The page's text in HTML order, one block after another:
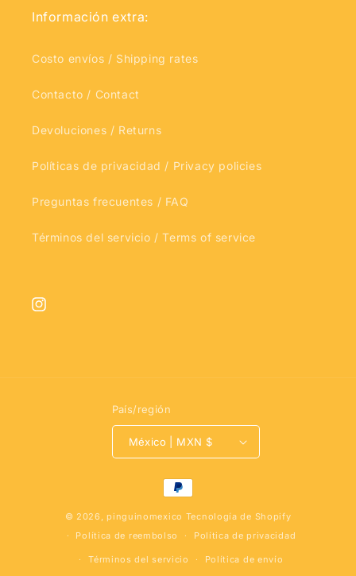
Información extra:
Costo envíos / Shipping rates
Contacto / Contact
Devoluciones / Returns
Políticas de privacidad / Privacy policies
Preguntas frecuentes / FAQ
Términos del servicio / Terms of service
Instagram
País/región
México | MXN $
Formas
de
pago
© 2026, pinguinomexico Tecnología de Shopify
Política de reembolso
Política de privacidad
Términos del servicio Política de envío